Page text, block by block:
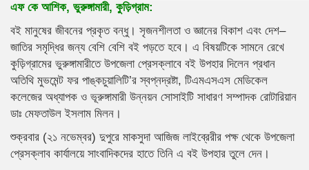
এফ কে আশিক, ভুরুঙ্গামারী, কুড়িগ্রাম:
বই মানুষের জীবনের প্রকৃত বন্ধু। সৃজনশীলতা ও জ্ঞানের বিকাশ এবং দেশ–
জাতির সমৃদ্ধির জন্য বেশি বেশি বই পড়তে হবে। এ বিষয়টিকে সামনে রেখে
কুড়িগ্রামের ভুরুঙ্গামারীতে উপজেলা প্রেসক্লাবে বই উপহার দিলেন প্রধান
অতিথি মুভমেন্ট ফর পাঙ্কচুয়ালিটি’র স্বপ্নদ্রষ্টা, টিএমএসএস মেডিকেল
কলেজের অধ্যাপক ও ভূরুঙ্গামারী উন্নয়ন সোসাইটি সাধারণ সম্পাদক রোটারিয়ান
ডাঃ মেফতাউল ইসলাম মিলন।
শুক্রবার (২১ নভেম্বর) দুপুরে মাকসুদা আজিজ লাইব্রেরীর পক্ষ থেকে উপজেলা
প্রেসক্লাব কার্যালয়ে সাংবাদিকদের হাতে তিনি এ বই উপহার তুলে দেন।